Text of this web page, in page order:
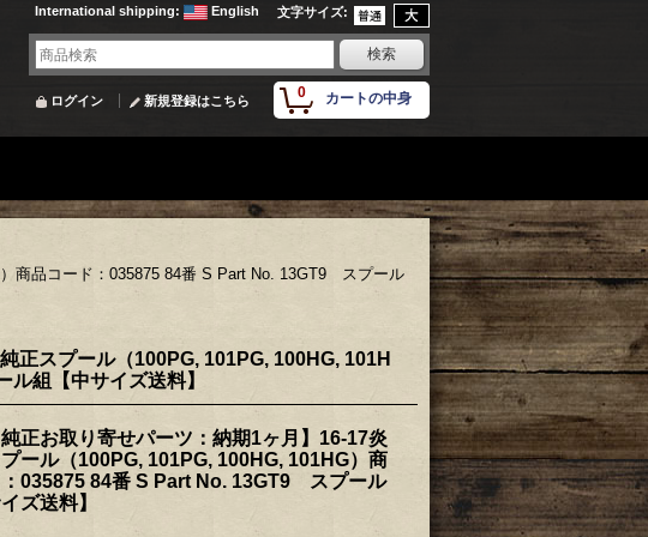
文字サイズ:
International shipping: English
0 カートの中身
ログイン 新規登録はこちら
商品コード：035875 84番 S Part No. 13GT9 スプール
正スプール（100PG, 101PG, 100HG, 101H
組【中サイズ送料】
純正お取り寄せパーツ：納期1ヶ月】16-17炎
ール（100PG, 101PG, 100HG, 101HG）商
035875 84番 S Part No. 13GT9 スプール
ズ送料】